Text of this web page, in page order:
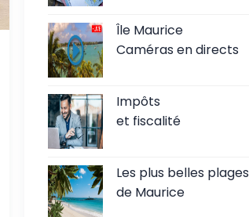
Île Maurice
Caméras en directs
Impôts
et fiscalité
Les plus belles plages
de Maurice